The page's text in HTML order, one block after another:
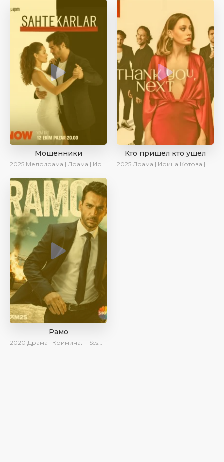
Мошенники
2025 Мелодрама | Драма | Ирина Котова | AlisaDirilis | Новинки | Сериалы 2025
Кто пришел кто ушел
2025 Драма | Ирина Котова | Новинки | Сериалы 2025
Рамо
2020 Драма | Криминал | SesDizi | Ирина Котова